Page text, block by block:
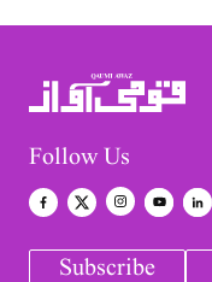
Follow Us
Subscribe